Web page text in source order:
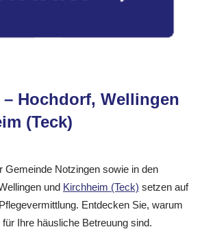
– Hochdorf, Wellingen
(Teck)
Gemeinde Notzingen sowie in den
und Kirchheim (Teck) setzen auf
Entdecken Sie, warum
Ihre häusliche Betreuung sind.